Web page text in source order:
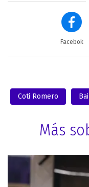
Facebok
Coti Romero
Más